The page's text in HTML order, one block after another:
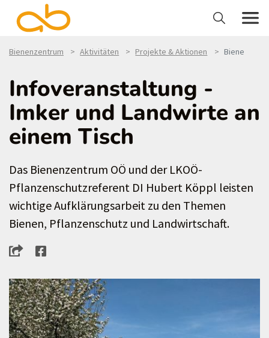
Bienenzentrum Aktivitäten Projekte & Aktionen Biene
Infoveranstaltung -
Imker und Landwirte an
einem Tisch
Das Bienenzentrum OÖ und der LKOÖ-
Pflanzenschutzreferent DI Hubert Köppl leisten
wichtige Aufklärungsarbeit zu den Themen
Bienen, Pflanzenschutz und Landwirtschaft.